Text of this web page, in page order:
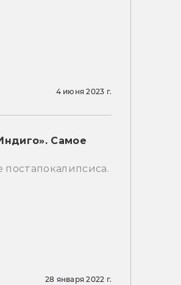
4 июня 2023 г.
Самое
постапокалипсиса.
28 января 2022 г.